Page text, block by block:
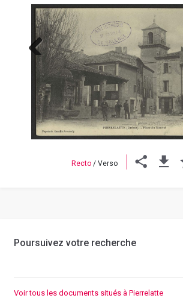
Previous
Recto / Verso
Poursuivez votre recherche
Voir tous les documents situés à Pierrelatte